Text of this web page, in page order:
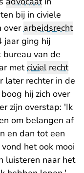
bij in civiele
overarbeidsrecht
jaar ging hij
van de
metciviel recht
later rechter in de
hij zich over
zijn overstap: 'Ik
om belangen af
en dan tot een
het ook mooi
luisteren naar het